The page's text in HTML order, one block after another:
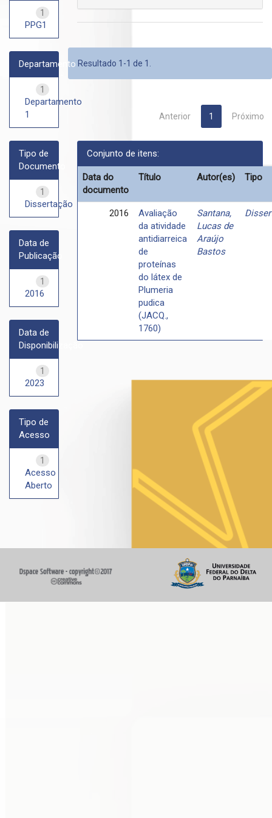
Resultado 1-1 de 1.
Anterior 1 Próximo
Conjunto de itens:
Data do
documento
Título Autor(es) Tipo
2016
Avaliação
da atividade
antidiarreica
de
proteínas
do látex de
Plumeria
pudica
(JACQ.,
1760)
Santana,
Lucas de
Araújo
Bastos
1
PPG1
Departamento
1
Departamento
1
Tipo de
Documento
1
Dissertação
Data de
Publicação
1
2016
Data de
Disponibilização
1
2023
Tipo de
Acesso
1
Acesso
Aberto